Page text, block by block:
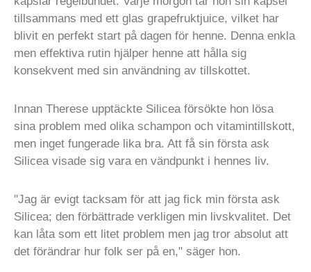
tillsammans med ett glas grapefruktjuice, vilket har
blivit en perfekt start på dagen för henne. Denna enkla
men effektiva rutin hjälper henne att hålla sig
konsekvent med sin användning av tillskottet.
Innan Therese upptäckte Silicea försökte hon lösa
sina problem med olika schampon och vitamintillskott,
men inget fungerade lika bra. Att få sin första ask
Silicea visade sig vara en vändpunkt i hennes liv.
"Jag är evigt tacksam för att jag fick min första ask
Silicea; den förbättrade verkligen min livskvalitet. Det
kan låta som ett litet problem men jag tror absolut att
det förändrar hur folk ser på en," säger hon.